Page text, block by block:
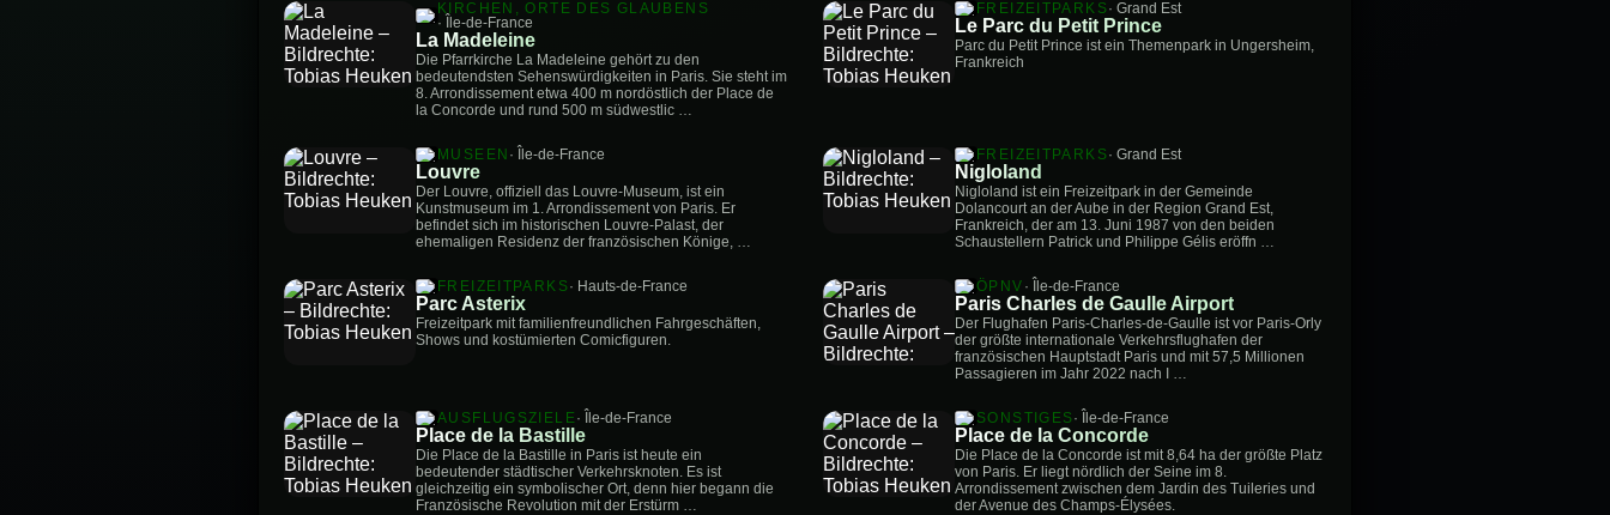
KIRCHEN, ORTE DES GLAUBENS
· Île-de-France
La Madeleine
Die Pfarrkirche La Madeleine gehört zu den
bedeutendsten Sehenswürdigkeiten in Paris. Sie steht im
8. Arrondissement etwa 400 m nordöstlich der Place de
la Concorde und rund 500 m südwestlic …
FREIZEITPARKS· Grand Est
Le Parc du Petit Prince
Parc du Petit Prince ist ein Themenpark in Ungersheim,
Frankreich
MUSEEN · Île-de-France
Louvre
Der Louvre, offiziell das Louvre-Museum, ist ein
Kunstmuseum im 1. Arrondissement von Paris. Er
befindet sich im historischen Louvre-Palast, der
ehemaligen Residenz der französischen Könige, …
FREIZEITPARKS· Grand Est
Nigloland
Nigloland ist ein Freizeitpark in der Gemeinde
Dolancourt an der Aube in der Region Grand Est,
Frankreich, der am 13. Juni 1987 von den beiden
Schaustellern Patrick und Philippe Gélis eröffn …
FREIZEITPARKS· Hauts-de-France
Parc Asterix
Freizeitpark mit familienfreundlichen Fahrgeschäften,
Shows und kostümierten Comicfiguren.
ÖPNV · Île-de-France
Paris Charles de Gaulle Airport
Der Flughafen Paris-Charles-de-Gaulle ist vor Paris-Orly
der größte internationale Verkehrsflughafen der
französischen Hauptstadt Paris und mit 57,5 Millionen
Passagieren im Jahr 2022 nach I …
AUSFLUGSZIELE · Île-de-France
Place de la Bastille
Die Place de la Bastille in Paris ist heute ein
bedeutender städtischer Verkehrsknoten. Es ist
gleichzeitig ein symbolischer Ort, denn hier begann die
Französische Revolution mit der Erstürm …
SONSTIGES· Île-de-France
Place de la Concorde
Die Place de la Concorde ist mit 8,64 ha der größte Platz
von Paris. Er liegt nördlich der Seine im 8.
Arrondissement zwischen dem Jardin des Tuileries und
der Avenue des Champs-Élysées.